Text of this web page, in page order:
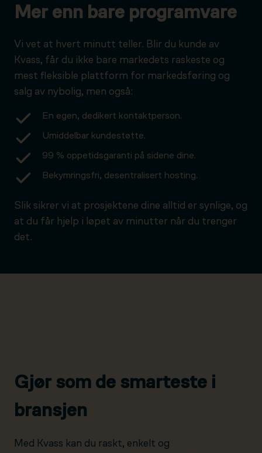
Mer enn bare programvare
Vi vet at hvert minutt teller. Blir du kunde av
Kvass, får du ikke bare markedets raskeste og
mest fleksible plattform for markedsføring og
salg av nybolig, men også:
En egen, dedikert kontaktperson.
Umiddelbar kundestøtte.
99 % oppetidsgaranti på sidene dine.
Bekymringsfri, desentralisert hosting.
Slik sikrer vi at prosjektene dine alltid er synlige, og
at du får hjelp i løpet av minutter når du trenger
det.
Gjør som de smarteste i
bransjen
Med Kvass kan du raskt, enkelt og